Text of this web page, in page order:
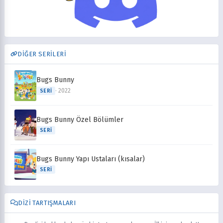
DİĞER SERİLERİ
Bugs Bunny
SERI · 2022
Bugs Bunny Özel Bölümler
SERI
Bugs Bunny Yapı Ustaları (kısalar)
SERI
DIZI TARTIŞMALARI